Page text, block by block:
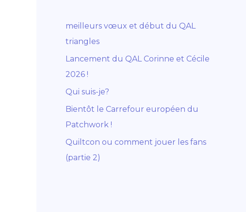
meilleurs vœux et début du QAL
triangles
Lancement du QAL Corinne et Cécile
2026 !
Qui suis-je?
Bientôt le Carrefour européen du
Patchwork !
Quiltcon ou comment jouer les fans
(partie 2)